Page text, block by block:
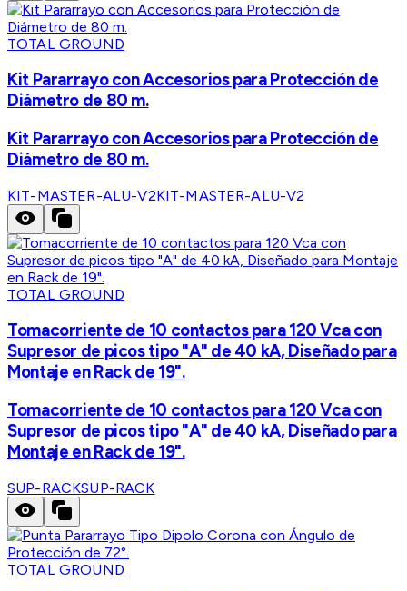
TOTAL GROUND
Kit Pararrayo con Accesorios para Protección de
Diámetro de 80 m.
Kit Pararrayo con Accesorios para Protección de
Diámetro de 80 m.
KIT-MASTER-ALU-V2KIT-MASTER-ALU-V2
TOTAL GROUND
Tomacorriente de 10 contactos para 120 Vca con
Supresor de picos tipo "A" de 40 kA, Diseñado para
Montaje en Rack de 19".
Tomacorriente de 10 contactos para 120 Vca con
Supresor de picos tipo "A" de 40 kA, Diseñado para
Montaje en Rack de 19".
SUP-RACKSUP-RACK
TOTAL GROUND